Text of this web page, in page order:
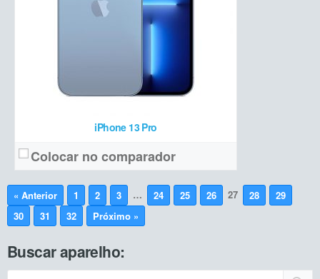
iPhone 13 Pro
Colocar no comparador
« Anterior 1 2 3 … 24 25 26 27 28
29
30
31 32 Próximo »
Buscar aparelho: